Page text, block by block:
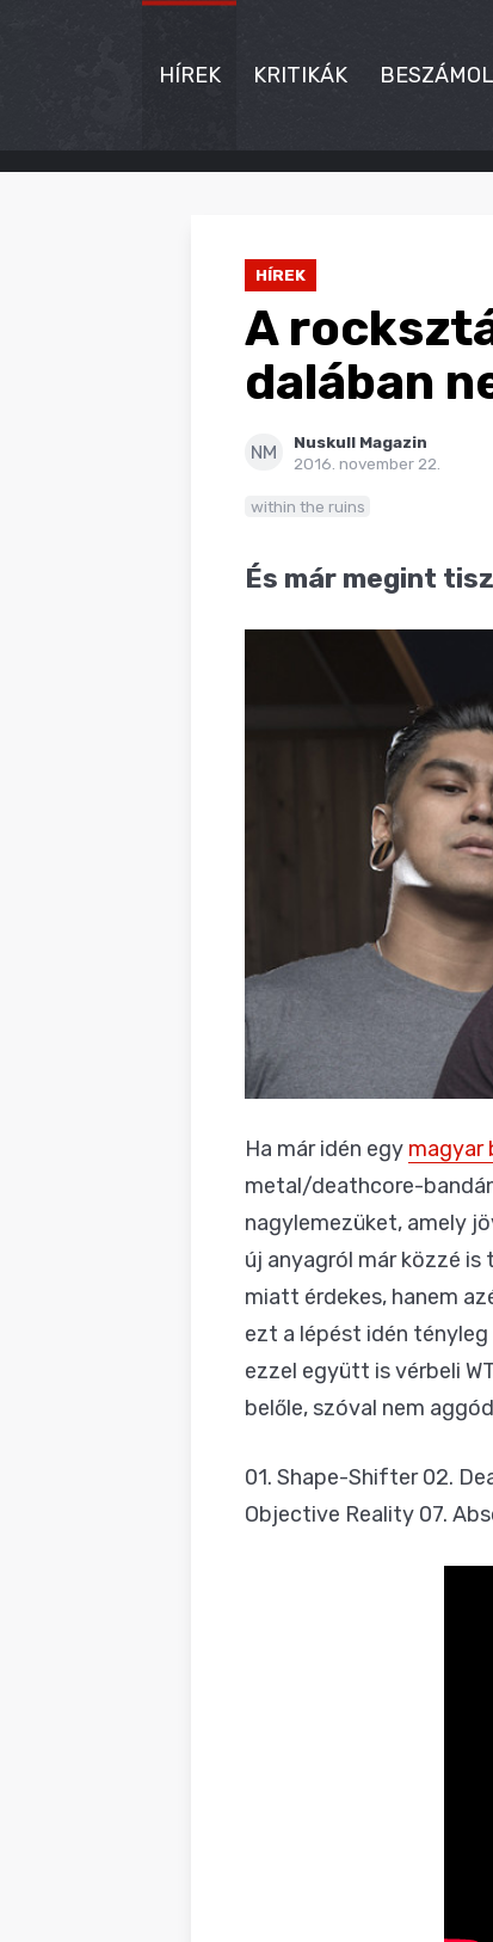
HÍREK KRITIKÁK
HÍREK
HÍREK
A
dalában
NM
Nuskull Magazin
2016. november 22.
within the ruins
És már megint
Ha már idén egy magyar
metal/deathcore-
nagylemezüket, amely
új anyagról már közzé
miatt érdekes, hanem
ezt a lépést idén
ezzel együtt is vérbeli
belőle, szóval nem
01. Shape-Shifter 02.
Objective Reality 07.